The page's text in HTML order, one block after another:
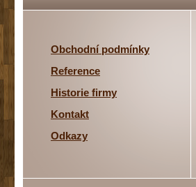
Obchodní podmínky
Reference
Historie firmy
Kontakt
Odkazy